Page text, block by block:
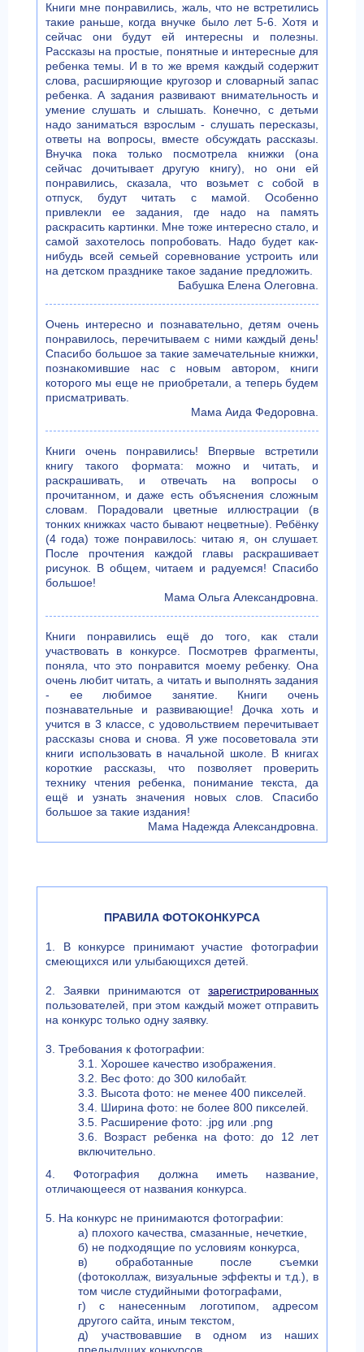
Книги мне понравились, жаль, что не встретились
такие раньше, когда внучке было лет 5-6. Хотя и
сейчас они будут ей интересны и полезны.
Рассказы на простые, понятные и интересные для
ребенка темы. И в то же время каждый содержит
слова, расширяющие кругозор и словарный запас
ребенка. А задания развивают внимательность и
умение слушать и слышать. Конечно, с детьми
надо заниматься взрослым - слушать пересказы,
ответы на вопросы, вместе обсуждать рассказы.
Внучка пока только посмотрела книжки (она
сейчас дочитывает другую книгу), но они ей
понравились, сказала, что возьмет с собой в
отпуск, будут читать с мамой. Особенно
привлекли ее задания, где надо на память
раскрасить картинки. Мне тоже интересно стало, и
самой захотелось попробовать. Надо будет как-
нибудь всей семьей соревнование устроить или
на детском празднике такое задание предложить.
Бабушка Елена Олеговна.
Очень интересно и познавательно, детям очень
понравилось, перечитываем с ними каждый день!
Спасибо большое за такие замечательные книжки,
познакомившие нас с новым автором, книги
которого мы еще не приобретали, а теперь будем
присматривать.
Мама Аида Федоровна.
Книги очень понравились! Впервые встретили
книгу такого формата: можно и читать, и
раскрашивать, и отвечать на вопросы о
прочитанном, и даже есть объяснения сложным
словам. Порадовали цветные иллюстрации (в
тонких книжках часто бывают нецветные). Ребёнку
(4 года) тоже понравилось: читаю я, он слушает.
После прочтения каждой главы раскрашивает
рисунок. В общем, читаем и радуемся! Спасибо
большое!
Мама Ольга Александровна.
Книги понравились ещё до того, как стали
участвовать в конкурсе. Посмотрев фрагменты,
поняла, что это понравится моему ребенку. Она
очень любит читать, а читать и выполнять задания
- ее любимое занятие. Книги очень
познавательные и развивающие! Дочка хоть и
учится в 3 классе, с удовольствием перечитывает
рассказы снова и снова. Я уже посоветовала эти
книги использовать в начальной школе. В книгах
короткие рассказы, что позволяет проверить
технику чтения ребенка, понимание текста, да
ещё и узнать значения новых слов. Спасибо
большое за такие издания!
Мама Надежда Александровна.
ПРАВИЛА ФОТОКОНКУРСА
1. В конкурсе принимают участие фотографии
смеющихся или улыбающихся детей.
2. Заявки принимаются отзарегистрированных
пользователей, при этом каждый может отправить
на конкурс только одну заявку.
3. Требования к фотографии:
3.1. Хорошее качество изображения.
3.2. Вес фото: до 300 килобайт.
3.3. Высота фото: не менее 400 пикселей.
3.4. Ширина фото: не более 800 пикселей.
3.5. Расширение фото: .jpg или .png
3.6. Возраст ребенка на фото: до 12 лет
включительно.
4. Фотография должна иметь название,
отличающееся от названия конкурса.
5. На конкурс не принимаются фотографии:
а) плохого качества, смазанные, нечеткие,
б) не подходящие по условиям конкурса,
в) обработанные после съемки
(фотоколлаж, визуальные эффекты и т.д.), в
том числе студийными фотографами,
г) с нанесенным логотипом, адресом
другого сайта, иным текстом,
д) участвовавшие в одном из наших